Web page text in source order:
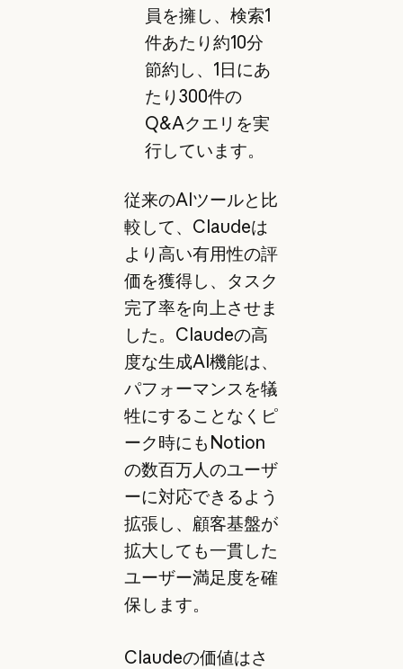
員を擁し、検索1
件あたり約10分
節約し、1日にあ
たり300件の
Q&Aクエリを実
行しています。
従来のAIツールと比
較して、Claudeは
より高い有用性の評
価を獲得し、タスク
完了率を向上させま
した。Claudeの高
度な生成AI機能は、
パフォーマンスを犠
牲にすることなくピ
ーク時にもNotion
の数百万人のユーザ
ーに対応できるよう
拡張し、顧客基盤が
拡大しても一貫した
ユーザー満足度を確
保します。
Claudeの価値はさ